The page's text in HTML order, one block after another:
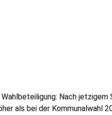
Nach
als bei der Kommunalwahl